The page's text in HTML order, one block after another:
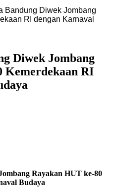
Bandung Diwek Jombang
RI dengan Karnaval
Diwek Jombang
Kemerdekaan RI
Rayakan HUT ke-80
Budaya